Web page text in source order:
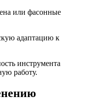
или фасонные
адаптацию к
инструмента
работу.